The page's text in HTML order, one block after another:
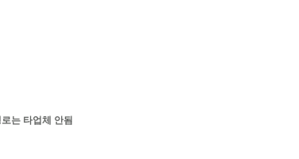
는 타업체 안됨